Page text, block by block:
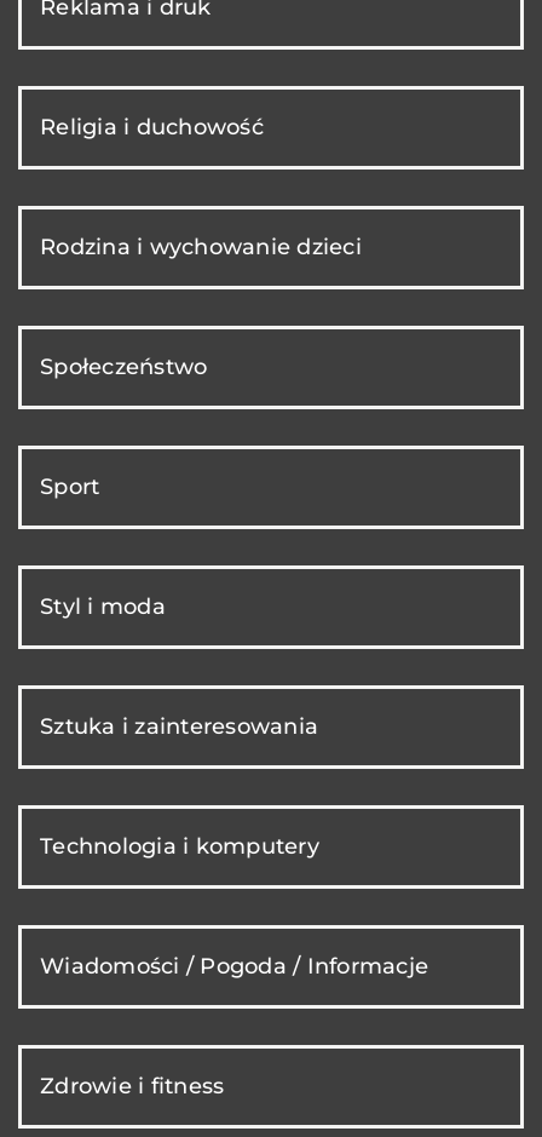
Reklama i druk
Religia i duchowość
Rodzina i wychowanie dzieci
Społeczeństwo
Sport
Styl i moda
Sztuka i zainteresowania
Technologia i komputery
Wiadomości / Pogoda / Informacje
Zdrowie i fitness